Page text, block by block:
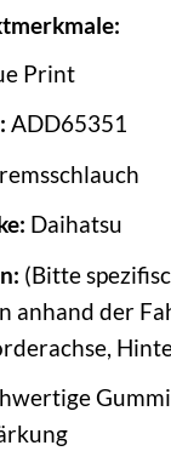
Print
ADD65351
Daihatsu
(Bitte
anhand der